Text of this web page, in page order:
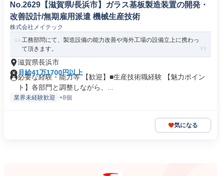
No.2629【滋賀県/長浜市】ガラス基板製造装置の開発・
改善設計/無期雇用派遣 機械生産技術
株式会社メイテック
工務部問にて、製造設備の能力改善や海外工場の設備立上に携わっ
て頂きます。
滋賀県長浜市
月給41万1700円以上
必要な経験・能力等 【歓迎】■生産技術職経験 【魅力ポイン
ト】各部門と調整しながら、...
業界未経験歓迎 +8個
気になる